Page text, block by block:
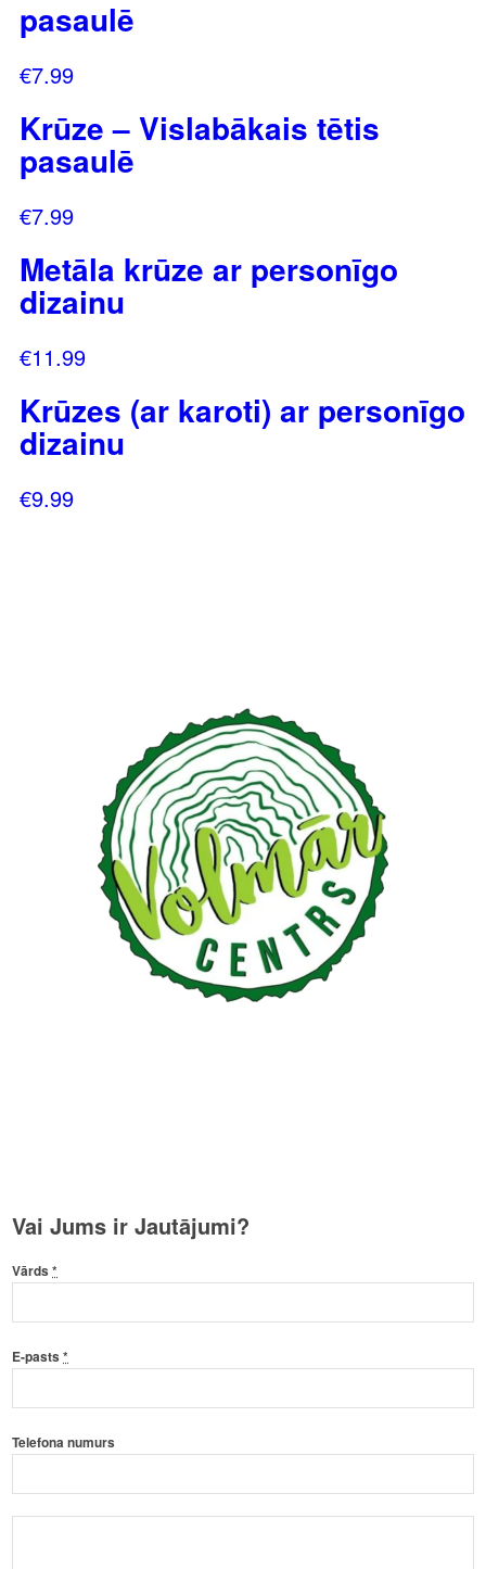
pasaulē
€7.99
Krūze – Vislabākais tētis
pasaulē
€7.99
Metāla krūze ar personīgo
dizainu
€11.99
Krūzes (ar karoti) ar personīgo
dizainu
€9.99
Vai Jums ir Jautājumi?
Vārds*
E-pasts*
Telefona numurs